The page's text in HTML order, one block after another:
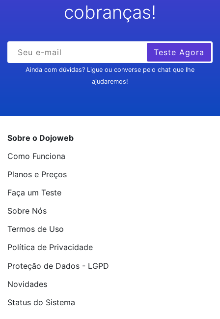
cobranças!
Teste Agora
Ainda com dúvidas? Ligue ou converse pelo chat que lhe
ajudaremos!
Sobre o Dojoweb
Como Funciona
Planos e Preços
Faça um Teste
Sobre Nós
Termos de Uso
Política de Privacidade
Proteção de Dados - LGPD
Novidades
Status do Sistema